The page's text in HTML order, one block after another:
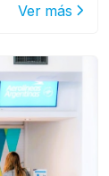
Ver más